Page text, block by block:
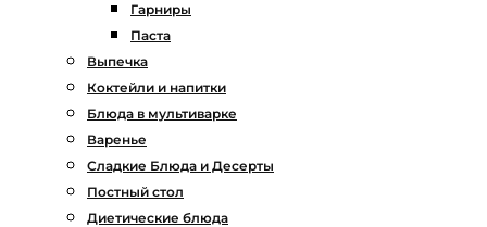
Гарниры
Паста
Выпечка
Коктейли и напитки
Блюда в мультиварке
Варенье
Сладкие Блюда и Десерты
Постный стол
Диетические блюда